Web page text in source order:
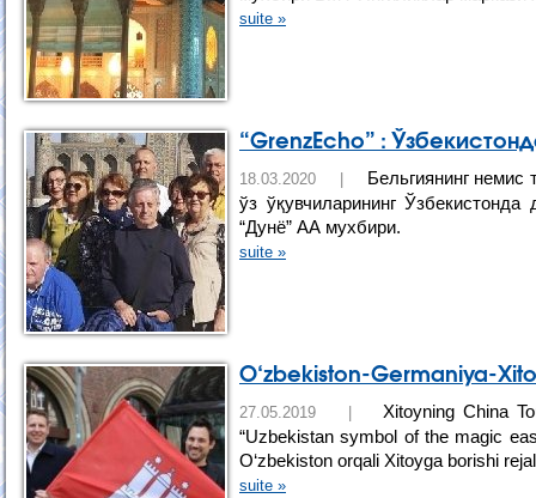
suite »
“GrenzEcho” :
18.03.2020 |
Бельгиянинг немис
ўз ўқувчиларининг
“Дунё” АА мухбири.
suite »
O‘zbekiston-Germaniya-
27.05.2019 |
Xitoyning China
“Uzbekistan symbol of the magic
O‘zbekiston orqali Xitoyga borishi
suite »